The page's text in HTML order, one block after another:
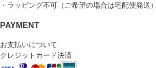
・ラッピング不可（ご希望の場合は宅配便発送）
PAYMENT
お支払いについて
クレジットカード決済